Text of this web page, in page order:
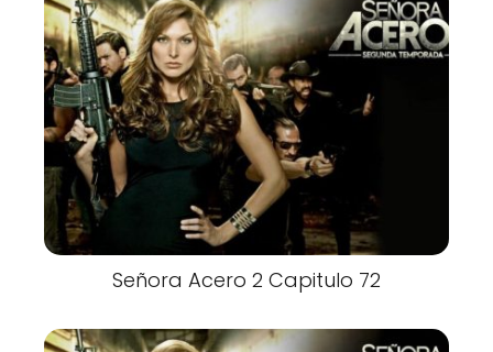
Señora Acero 2 Capitulo 72